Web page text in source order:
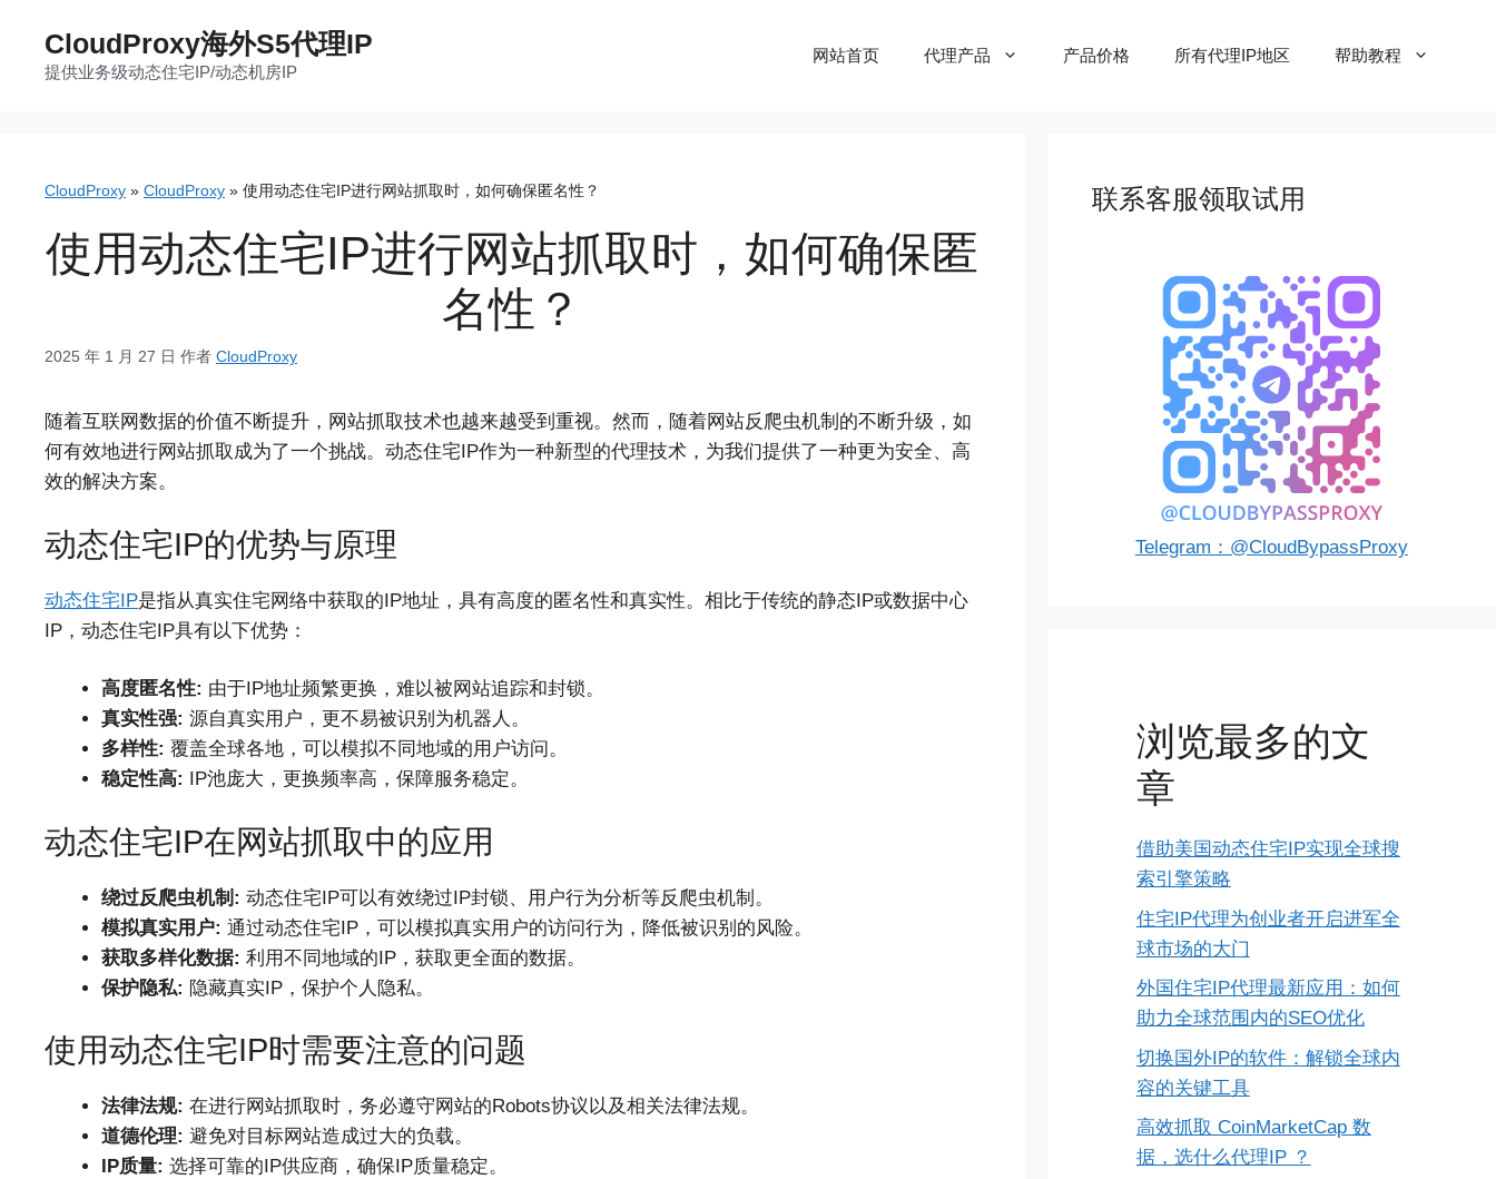
CloudProxy海外S5代理IP
提供业务级动态住宅IP/动态机房IP
网站首页 代理产品 产品价格 所有代理IP地区 帮助教程
CloudProxy » CloudProxy » 使用动态住宅IP进行网站抓取时，如何确保匿名性？
使用动态住宅IP进行网站抓取时，如何确保匿
名性？
2025 年 1 月 27 日 作者 CloudProxy
随着互联网数据的价值不断提升，网站抓取技术也越来越受到重视。然而，随着网站反爬虫机制的不断升级，如
何有效地进行网站抓取成为了一个挑战。动态住宅IP作为一种新型的代理技术，为我们提供了一种更为安全、高
效的解决方案。
动态住宅IP的优势与原理
动态住宅IP是指从真实住宅网络中获取的IP地址，具有高度的匿名性和真实性。相比于传统的静态IP或数据中心
IP，动态住宅IP具有以下优势：
高度匿名性: 由于IP地址频繁更换，难以被网站追踪和封锁。
真实性强: 源自真实用户，更不易被识别为机器人。
多样性: 覆盖全球各地，可以模拟不同地域的用户访问。
稳定性高:
IP池庞大，更换频率高，保障服务稳定。
动态住宅IP在网站抓取中的应用
绕过反爬虫机制: 动态住宅IP可以有效绕过IP封锁、用户行为分析等反爬虫机制。
模拟真实用户: 通过动态住宅IP，可以模拟真实用户的访问行为，降低被识别的风险。
获取多样化数据: 利用不同地域的IP，获取更全面的数据。
保护隐私: 隐藏真实IP，保护个人隐私。
使用动态住宅IP时需要注意的问题
法律法规: 在进行网站抓取时，务必遵守网站的Robots协议以及相关法律法规。
道德伦理: 避免对目标网站造成过大的负载。
IP质量: 选择可靠的IP供应商，确保IP质量稳定。
联系客服领取试用
Telegram：@CloudBypassProxy
浏览最多的文
章
借助美国动态住宅IP实现全球搜
索引擎策略
住宅IP代理为创业者开启进军全
球市场的大门
外国住宅IP代理最新应用：如何
助力全球范围内的SEO优化
切换国外IP的软件：解锁全球内
容的关键工具
高效抓取 CoinMarketCap 数
据，选什么代理IP ？